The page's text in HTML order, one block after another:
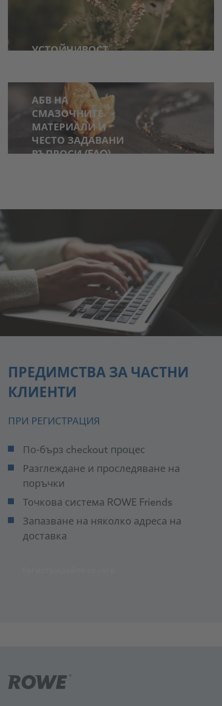
УСТОЙЧИВОСТ
АБВ НА
СМАЗОЧНИТЕ
МАТЕРИАЛИ И
ЧЕСТО ЗАДАВАНИ
ВЪПРОСИ (FAQ)
ПРЕДИМСТВА ЗА ЧАСТНИ
КЛИЕНТИ
ПРИ РЕГИСТРАЦИЯ
По-бърз checkout процес
Разглеждане и проследяване на
поръчки
Точкова система ROWE Friends
Запазване на няколко адреса на
доставка